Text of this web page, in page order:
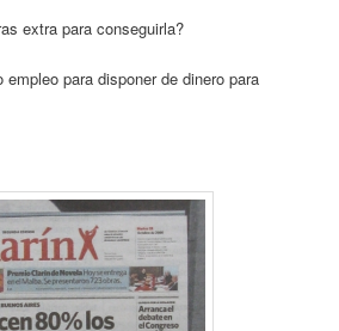
extra para conseguirla?
empleo para disponer de dinero para